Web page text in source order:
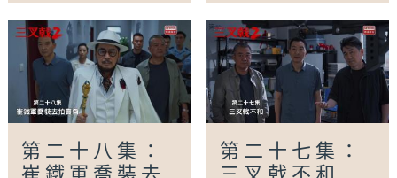
第二十八集：
第二十七集：